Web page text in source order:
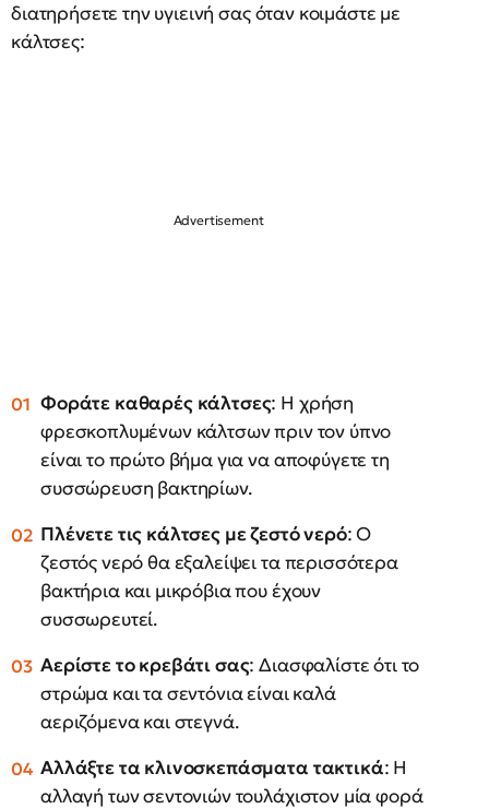
διατηρήσετε την υγιεινή σας όταν κοιμάστε με
κάλτσες:
Φοράτε καθαρές κάλτσες: Η χρήση
φρεσκοπλυμένων κάλτσων πριν τον ύπνο
είναι το πρώτο βήμα για να αποφύγετε τη
συσσώρευση βακτηρίων.
Πλένετε τις κάλτσες με ζεστό νερό: Ο
ζεστός νερό θα εξαλείψει τα περισσότερα
βακτήρια και μικρόβια που έχουν
συσσωρευτεί.
Αερίστε το κρεβάτι σας: Διασφαλίστε ότι το
στρώμα και τα σεντόνια είναι καλά
αεριζόμενα και στεγνά.
Αλλάξτε τα κλινοσκεπάσματα τακτικά: Η
αλλαγή των σεντονιών τουλάχιστον μία φορά